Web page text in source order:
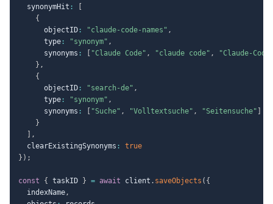
  synonymHit
:
{
      objectID
: "claude-code-names" ,
      type
: "synonym" ,
      synonyms
: "Claude Code" , "claude code" ,
"Claude-
} ,
{
      objectID
: "search-de" ,
      type
: "synonym" ,
      synonyms
: "Suche" , "Volltextsuche" , "Seitensuche"
}
,
  clearExistingSynonyms
:
true
} ) ;
const { taskID } = await client . saveObjects ( {
  indexName
,